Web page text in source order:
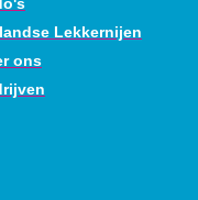
Lekkernijen
ons